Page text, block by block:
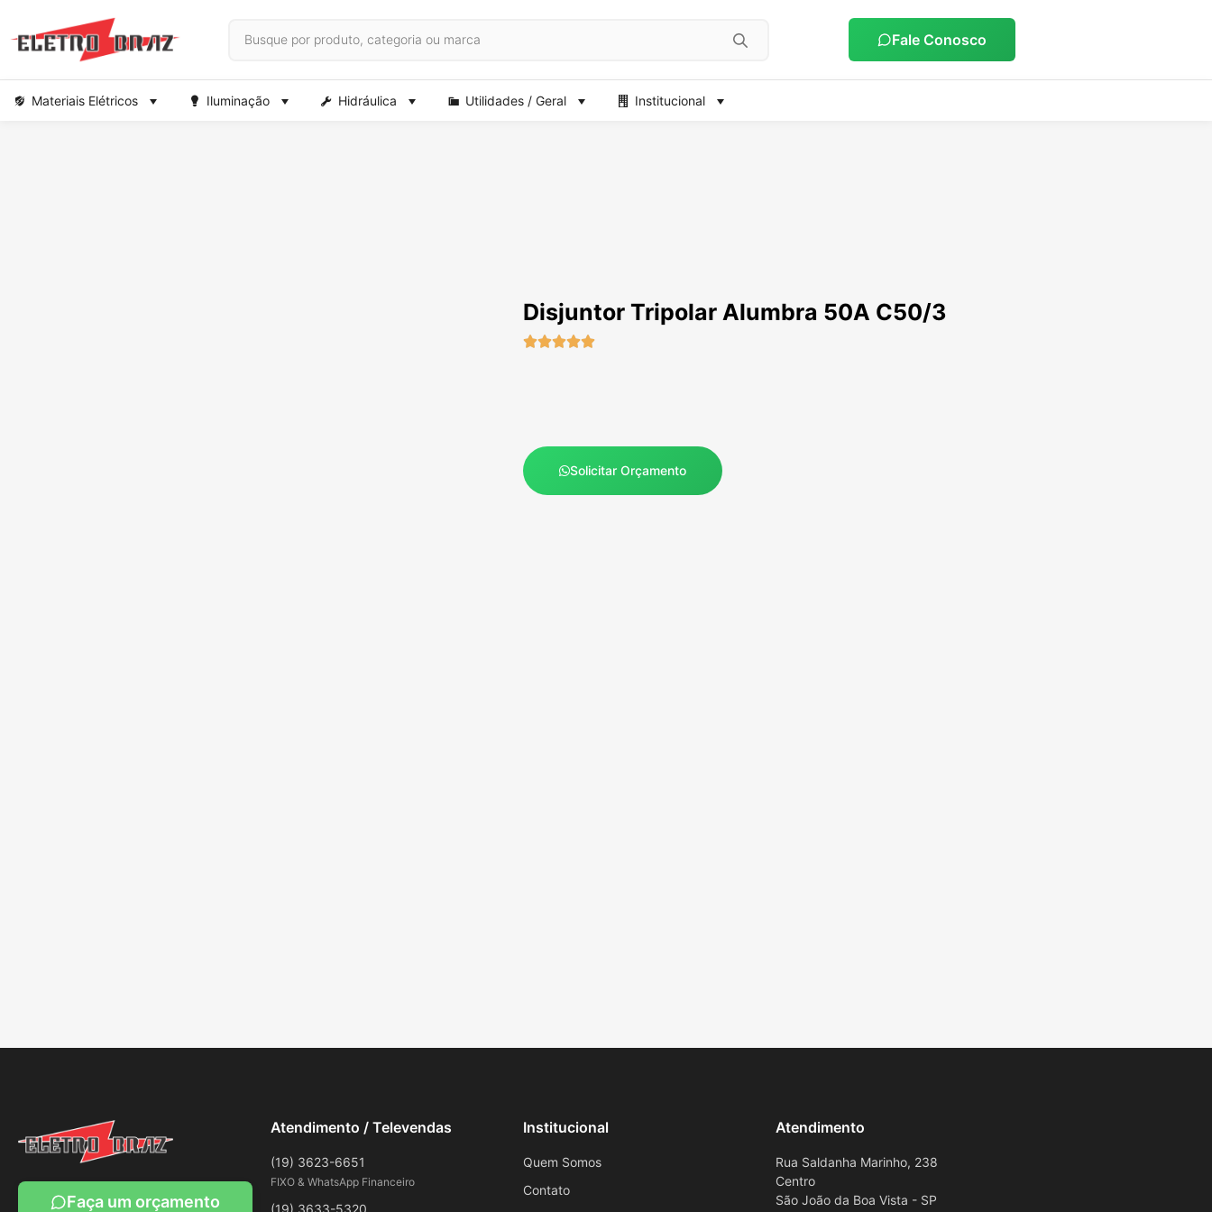
Fale Conosco
Materiais Elétricos Iluminação Hidráulica Utilidades / Geral Institucional
Disjuntor Tripolar Alumbra 50A C50/3

Solicitar Orçamento
Faça um orçamento
Atendimento / Televendas
(19) 3623-6651
FIXO & WhatsApp Financeiro
Institucional
Quem Somos
Contato
Atendimento
Rua Saldanha Marinho, 238
Centro
São João da Boa Vista - SP